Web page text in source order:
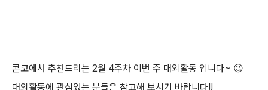
콘코에서 추천드리는 2월 4주차 이번 주 대외활동 입니다~ 😉
대외활동에 관심있는 분들은 참고해 보시기 바랍니다!!